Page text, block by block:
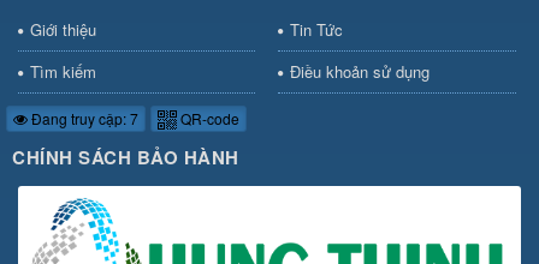
Giới thiệu
Tin Tức
Tìm kiếm
Điều khoản sử dụng
Đang truy cập: 7 QR-code
CHÍNH SÁCH BẢO HÀNH